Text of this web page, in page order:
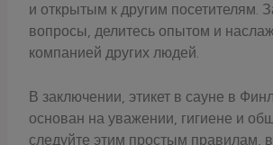
и открытым к другим посетителям.
вопросы, делитесь опытом и
компанией других людей.
В заключении, этикет в сауне в
основан на уважении, гигиене и
следуйте этим простым правилам,